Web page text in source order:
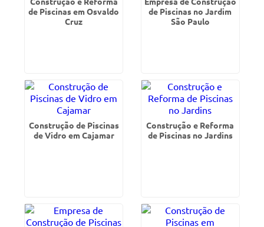
de Piscinas em Osvaldo
Cruz
de Piscinas no Jardim
São Paulo
Construção de Piscinas
de Vidro em Cajamar
Construção e Reforma
de Piscinas no Jardins